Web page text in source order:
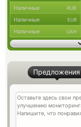
Наличные RUB
Наличные EUR
Наличные UAH
Предложения